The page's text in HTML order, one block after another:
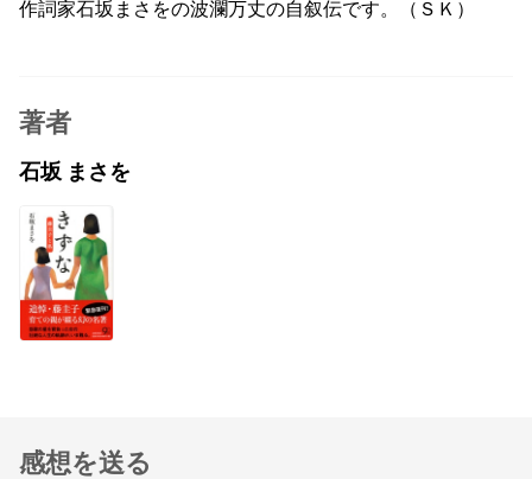
作詞家石坂まさをの波瀾万丈の自叙伝です。（ＳＫ）
著者
石坂 まさを
感想を送る